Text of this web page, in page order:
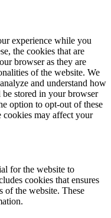
experience while you
the cookies that are
browser as they are
of the website. We
and understand how
stored in your browser
option to opt-out of these
cookies may affect your
for the website to
cookies that ensures
of the website. These